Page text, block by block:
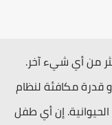
من أي شيء آخر.
قدرة مكافئة لنظام
إن أي طفل